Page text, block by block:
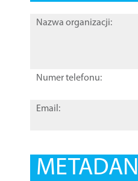
Nazwa organizacji:
Numer telefonu:
Email: